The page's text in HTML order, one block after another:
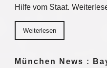
Hilfe vom Staat.
Weiterlesen
München News :